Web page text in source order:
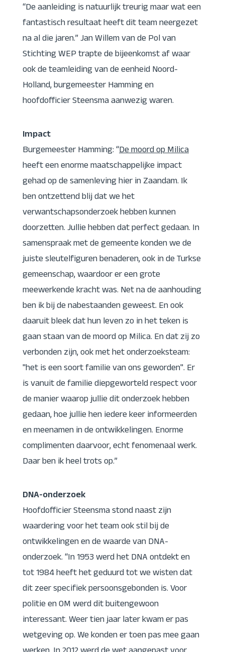
“De aanleiding is natuurlijk treurig maar wat een
fantastisch resultaat heeft dit team neergezet
na al die jaren.” Jan Willem van de Pol van
Stichting WEP trapte de bijeenkomst af waar
ook de teamleiding van de eenheid Noord-
Holland, burgemeester Hamming en
hoofdofficier Steensma aanwezig waren.
Impact
Burgemeester Hamming: “De moord op Milica
heeft een enorme maatschappelijke impact
gehad op de samenleving hier in Zaandam. Ik
ben ontzettend blij dat we het
verwantschapsonderzoek hebben kunnen
doorzetten. Jullie hebben dat perfect gedaan. In
samenspraak met de gemeente konden we de
juiste sleutelfiguren benaderen, ook in de Turkse
gemeenschap, waardoor er een grote
meewerkende kracht was. Net na de aanhouding
ben ik bij de nabestaanden geweest. En ook
daaruit bleek dat hun leven zo in het teken is
gaan staan van de moord op Milica. En dat zij zo
verbonden zijn, ook met het onderzoeksteam:
"het is een soort familie van ons geworden". Er
is vanuit de familie diepgeworteld respect voor
de manier waarop jullie dit onderzoek hebben
gedaan, hoe jullie hen iedere keer informeerden
en meenamen in de ontwikkelingen. Enorme
complimenten daarvoor, echt fenomenaal werk.
Daar ben ik heel trots op.”
DNA-onderzoek
Hoofdofficier Steensma stond naast zijn
waardering voor het team ook stil bij de
ontwikkelingen en de waarde van DNA-
onderzoek. “In 1953 werd het DNA ontdekt en
tot 1984 heeft het geduurd tot we wisten dat
dit zeer specifiek persoonsgebonden is. Voor
politie en OM werd dit buitengewoon
interessant. Weer tien jaar later kwam er pas
wetgeving op. We konden er toen pas mee gaan